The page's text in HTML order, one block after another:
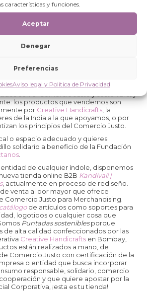
características y funciones.
Aceptar
Denegar
Preferencias
Aviso legal y Política de Privacidad
Política de privacidad
con la Fundación Isabel
en nuestra
y otros eventos de los que
en la web y redes sociales.
los productos que vendemos son
por Creative Handicrafts , la
de la India a la que apoyamos, o por
los principios del Comercio Justo.
o espacio adecuado y quieres
solidario a beneficio de la Fundación
de cualquier índole, disponemos
tienda online B2B Kandivali |
, actualmente en proceso de rediseño.
venta al por mayor que ofrece
Comercio Justo para Merchandising.
catálogode artículos como soportes para
logotipos o cualquier cosa que
Puntadas sosteniblesporque
de alta calidad confeccionados por las
Creative Handicrafts en Bombay,
están realizados a mano, de
Comercio Justo con certificación de la
o entidad que busca incorporar
responsable, solidario, comercio
y que quiere apostar por la
Corporativa, ¡esta es tu tienda!